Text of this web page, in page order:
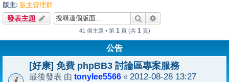
版主: 版主管理群
發表主題 搜尋
41 個主題 • 第 1 頁 (共 1 頁)
公告
[好康] 免費 phpBB3 討論區專案服務
最後發表 由 tonylee5566 « 2012-08-28 13:27